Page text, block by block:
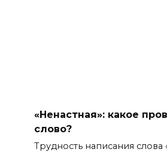
«Ненастная»: какое
слово?
Трудность написания слова